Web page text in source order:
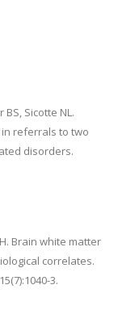
BS, Sicotte NL.
referrals to two
disorders.
Brain white matter
correlates.
3.